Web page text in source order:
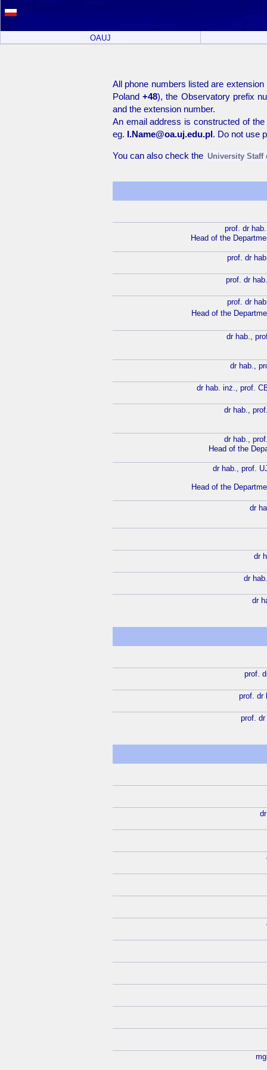
OAUJ
All phone numbers listed are
Poland+48), the Observatory prefix
and the extension number.
An email address is constructed of
eg.
I.Name@oa.uj.edu.pl . Do not use
You can also check the University Staff
prof. dr hab.
Head of the
prof. dr
prof. dr hab.
prof. dr
Head of the
dr hab.,
dr hab.,
dr hab. inż., prof.
dr hab.,
dr hab.,
Head of the
dr hab., prof.
Head of the
dr
dr
dr hab.
dr
prof.
prof. dr
prof. dr
dr